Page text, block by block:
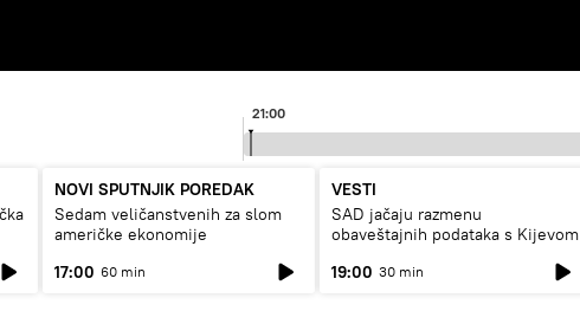
21:00
NOVI SPUTNJIK POREDAK
Sedam veličanstvenih za slom
američke ekonomije
17:00 60 min
VESTI
SAD jačaju razmenu
obaveštajnih podataka s Kijevom
19:00 30 min